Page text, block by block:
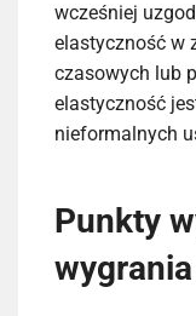
wcześniej
elastyczność w
czasowych lub
elastyczność
nieformalnych
Punkty